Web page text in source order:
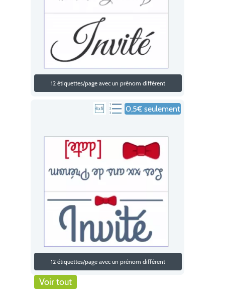
12 étiquettes/page avec un prénom différent
0,5€ seulement
12 étiquettes/page avec un prénom différent
Voir tout